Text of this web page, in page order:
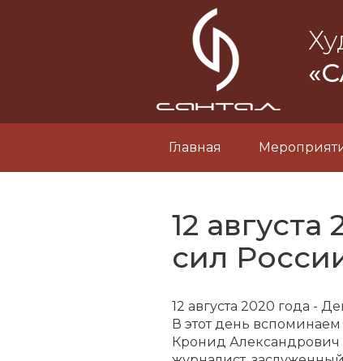
Главная
12
сил
12 августа 2020 года -
В этот день
Кронид Александрович